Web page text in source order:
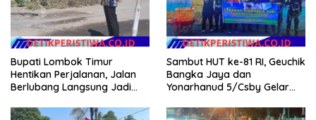
Bupati Lombok Timur
Hentikan Perjalanan, Jalan
Berlubang Langsung Jadi
Sambut HUT ke-81 RI, Geuchik
Bangka Jaya dan
Yonarhanud 5/Csby Gelar
Gerakan Indonesia Asri